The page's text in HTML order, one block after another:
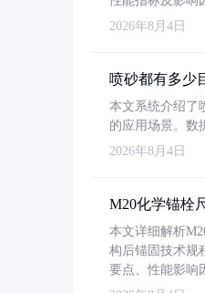
2026年8月4日
喷砂都有多少
本文系统介绍了
的应用场景。数
2026年8月4日
M20化学锚栓
本文详细解析
构后锚固技术规
要点、性能影响